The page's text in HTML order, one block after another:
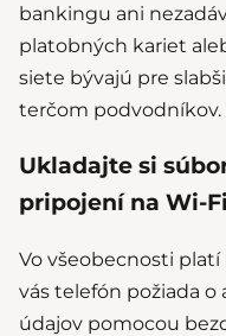
bankingu ani
platobných kariet
siete bývajú pre
terčom podvodníkov.
Ukladajte si
pripojení na Wi-Fi
Vo všeobecnosti
vás telefón požiada
údajov pomocou